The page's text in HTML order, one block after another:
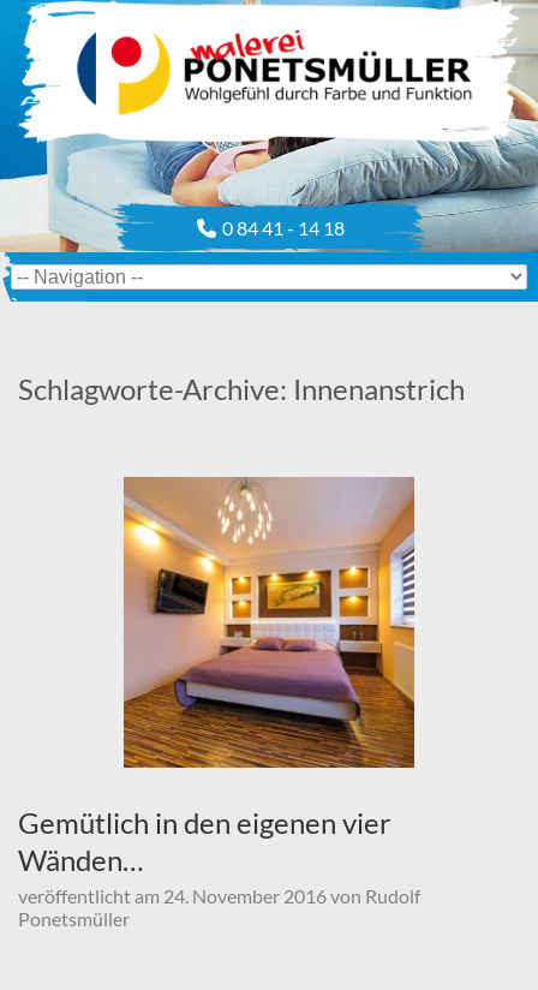
0 84 41 - 14 18
Schlagworte-Archive: Innenanstrich
Gemütlich in den eigenen vier
Wänden…
veröffentlicht am 24. November 2016von Rudolf
Ponetsmüller